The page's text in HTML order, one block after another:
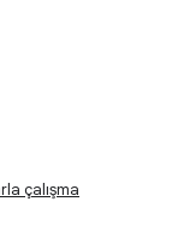
çalışma